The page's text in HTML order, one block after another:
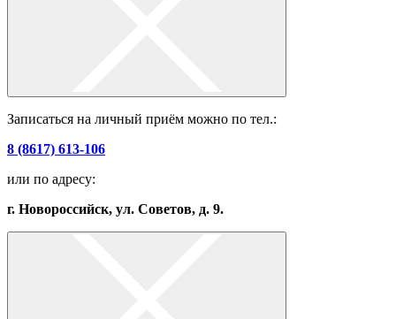
Записаться на личный приём можно по тел.:
8 (8617) 613-106
или по адресу:
г. Новороссийск, ул. Советов, д. 9.